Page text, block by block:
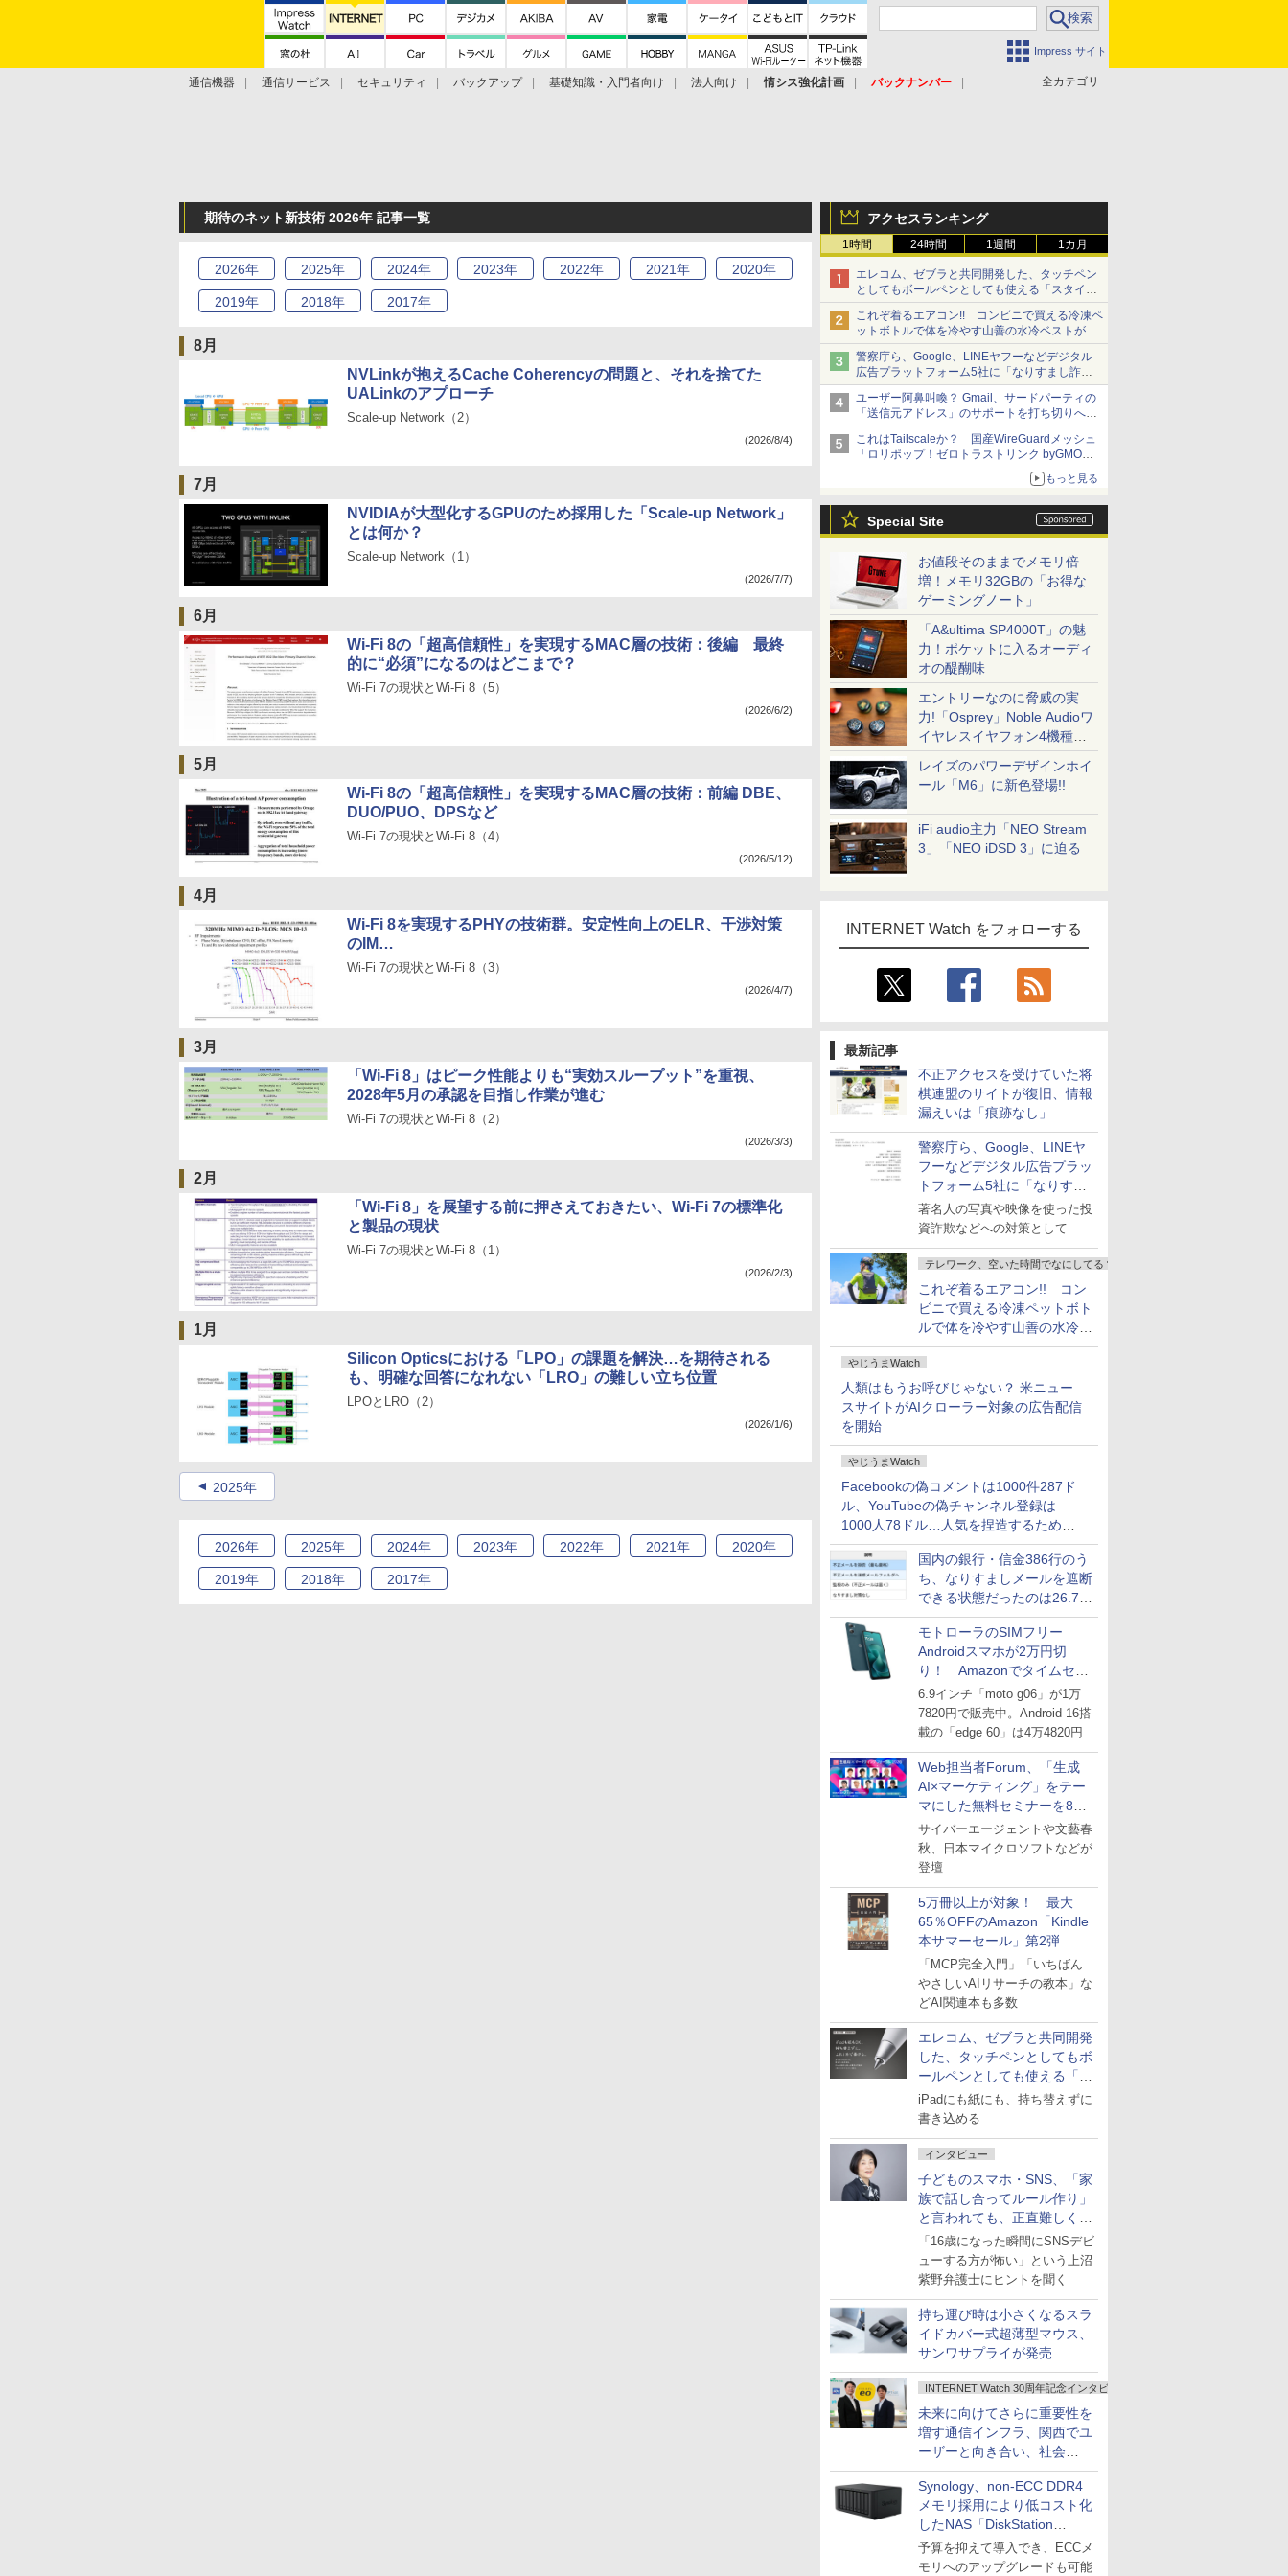
Impress サイト
全カテゴリ
通信機器 通信サービス セキュリティ バックアップ 基礎知識・入門者向け 法人向け 情シス強化計画
バックナンバー
アクセスランキング
1時間 24時間 1週間 1カ月
エレコム、ゼブラと共同開発した、タッチペン
としてもボールペンとしても使える「スタイラ
スツーウェイ」発売 iPadにも紙にも、持ち替
えずに書き込める
これぞ着るエアコン!! コンビニで買える冷凍ペ
ットボトルで体を冷やす山善の水冷ベストがロ
ードバイクにちょうどいい【ぼっち・ざ・ろー
ど！その14】【空いた時間でなにしてる？】
警察庁ら、Google、LINEヤフーなどデジタル
広告プラットフォーム5社に「なりすまし詐欺
広告」対策強化を要請 著名人の写真や映像を
使った投資詐欺などへの対策として
ユーザー阿鼻叫喚？ Gmail、サードパーティの
「送信元アドレス」のサポートを打ち切りへ
【やじうまWatch】
これはTailscaleか？ 国産WireGuardメッシュ
「ロリポップ！ゼロトラストリンク byGMOペ
パボ」を実測で確かめた【イニシャルB】
もっと見る
Special Site
お値段そのままでメモリ倍
増！メモリ32GBの「お得な
ゲーミングノート」
「A&ultima SP4000T」の魅
力！ポケットに入るオーディ
オの醍醐味
エントリーなのに脅威の実
力!「Osprey」Noble Audioワ
イヤレスイヤフォン4機種を
一気に聴く
レイズのパワーデザインホイ
ール「M6」に新色登場!!
iFi audio主力「NEO Stream
3」「NEO iDSD 3」に迫る
INTERNET Watch をフォローする
最新記事
不正アクセスを受けていた将
棋連盟のサイトが復旧、情報
漏えいは「痕跡なし」
警察庁ら、Google、LINEヤ
フーなどデジタル広告プラッ
トフォーム5社に「なりすま
し詐欺広告」対策強化を要請
著名人の写真や映像を使った投
資詐欺などへの対策として
テレワーク、空いた時間でなにしてる？
これぞ着るエアコン!! コン
ビニで買える冷凍ペットボト
ルで体を冷やす山善の水冷ベ
ストがロードバイクにちょう
どいい【ぼっち・ざ・ろー
ど！その14】
やじうまWatch
人類はもうお呼びじゃない？ 米ニュー
スサイトがAIクローラー対象の広告配信
を開始
やじうまWatch
Facebookの偽コメントは1000件287ド
ル、YouTubeの偽チャンネル登録は
1000人78ドル…人気を捏造するための
価格リストが公開中
国内の銀行・信金386行のう
ち、なりすましメールを遮断
できる状態だったのは26.7％
にとどまる～GMOブランド
セキュリティ調査
モトローラのSIMフリー
Androidスマホが2万円切
り！ Amazonでタイムセー
ル
6.9インチ「moto g06」が1万
7820円で販売中。Android 16搭
載の「edge 60」は4万4820円
Web担当者Forum、「生成
AI×マーケティング」をテー
マにした無料セミナーを8月
27日にオンライン開催
サイバーエージェントや文藝春
秋、日本マイクロソフトなどが
登壇
5万冊以上が対象！ 最大
65％OFFのAmazon「Kindle
本サマーセール」第2弾
「MCP完全入門」「いちばん
やさしいAIリサーチの教本」な
どAI関連本も多数
エレコム、ゼブラと共同開発
した、タッチペンとしてもボ
ールペンとしても使える「ス
タイラスツーウェイ」発売
iPadにも紙にも、持ち替えずに
書き込める
インタビュー
子どものスマホ・SNS、「家
族で話し合ってルール作り」
と言われても、正直難しくな
いですか？
「16歳になった瞬間にSNSデビ
ューする方が怖い」という上沼
紫野弁護士にヒントを聞く
持ち運び時は小さくなるスラ
イドカバー式超薄型マウス、
サンワサプライが発売
INTERNET Watch 30周年記念インタビュー
未来に向けてさらに重要性を
増す通信インフラ、関西でユ
ーザーと向き合い、社会
の“あたらしい”を起動し続け
る～オプテージ
Synology、non-ECC DDR4
メモリ採用により低コスト化
したNAS「DiskStation
neo+」シリーズ
予算を抑えて導入でき、ECCメ
モリへのアップグレードも可能
期待のネット新技術 2026年 記事一覧
2026年 2025年 2024年 2023年 2022年 2021年 2020年
2019年 2018年 2017年
8月
NVLinkが抱えるCache Coherencyの問題と、それを捨てた
UALinkのアプローチ
Scale-up Network（2）
(2026/8/4)
7月
NVIDIAが大型化するGPUのため採用した「Scale-up Network」
とは何か？
Scale-up Network（1）
(2026/7/7)
6月
Wi-Fi 8の「超高信頼性」を実現するMAC層の技術：後編 最終
的に“必須”になるのはどこまで？
Wi-Fi 7の現状とWi-Fi 8（5）
(2026/6/2)
5月
Wi-Fi 8の「超高信頼性」を実現するMAC層の技術：前編 DBE、
DUO/PUO、DPSなど
Wi-Fi 7の現状とWi-Fi 8（4）
(2026/5/12)
4月
Wi-Fi 8を実現するPHYの技術群。安定性向上のELR、干渉対策
のIM…
Wi-Fi 7の現状とWi-Fi 8（3）
(2026/4/7)
3月
「Wi-Fi 8」はピーク性能よりも“実効スループット”を重視、
2028年5月の承認を目指し作業が進む
Wi-Fi 7の現状とWi-Fi 8（2）
(2026/3/3)
2月
「Wi-Fi 8」を展望する前に押さえておきたい、Wi-Fi 7の標準化
と製品の現状
Wi-Fi 7の現状とWi-Fi 8（1）
(2026/2/3)
1月
Silicon Opticsにおける「LPO」の課題を解決…を期待される
も、明確な回答になれない「LRO」の難しい立ち位置
LPOとLRO（2）
(2026/1/6)
2025年
2026年 2025年 2024年 2023年 2022年 2021年 2020年
2019年 2018年 2017年